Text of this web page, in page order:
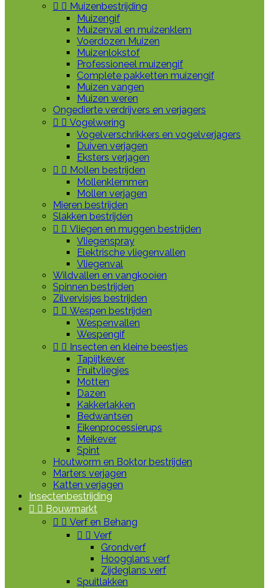
  Muizenbestrijding
Muizengif
Muizenval en muizenklem
Voerdozen Muizen
Muizenlokstof
Professioneel muizengif
Complete pakketten muizengif
Muizen vangen
Muizen weren
Ongedierte verdrijvers en verjagers
  Vogelwering
Vogelverschrikkers en vogelverjagers
Duiven verjagen
Eksters verjagen
  Mollen bestrijden
Mollenklemmen
Mollen verjagen
Mieren bestrijden
Slakken bestrijden
  Vliegen en muggen bestrijden
Vliegenspray
Elektrische vliegenvallen
Vliegenval
Wildvallen en vangkooien
Spinnen bestrijden
Zilvervisjes bestrijden
  Wespen bestrijden
Wespenvallen
Wespengif
  Insecten en kleine beestjes
Tapijtkever
Fruitvliegjes
Motten
Dazen
Kakkerlakken
Bedwantsen
Eikenprocessierups
Meikever
Spint
Houtworm en Boktor bestrijden
Marters verjagen
Katten verjagen
Insectenbestrijding
  Bouwmarkt
  Verf en Behang
  Verf
Grondverf
Hoogglans verf
Zijdeglans verf
Spuitlakken